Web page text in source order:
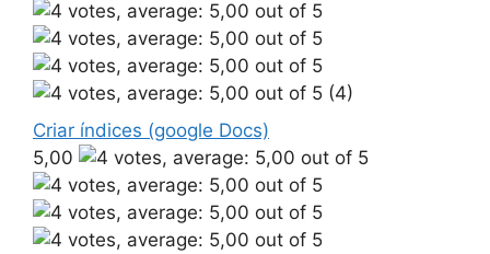
(4)
Criar índices (google Docs)
5,00